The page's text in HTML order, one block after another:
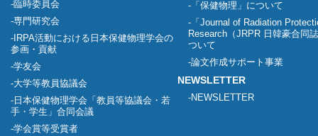
臨時委員会
専門研究会
IRPA活動における日本保健物理学会の
参画・貢献
学友会
大学等教員協議会
日本保健物理学会「教員等協議会・若
手・学生」合同会議
学会賞等受賞者
「保健物理」について
「Journal of Radiation
Research（JRPR 日韓豪合同
ついて
論文作成サポート事業
NEWSLETTER
NEWSLETTER